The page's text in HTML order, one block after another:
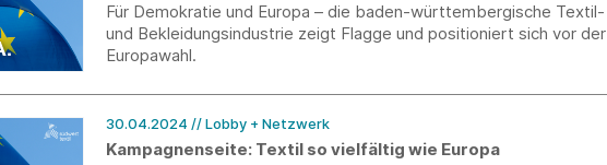
Für Demokratie und Europa – die baden-württembergische Textil-
und Bekleidungsindustrie zeigt Flagge und positioniert sich vor der
Europawahl.
30.04.2024 // Lobby + Netzwerk
Kampagnenseite: Textil so vielfältig wie Europa